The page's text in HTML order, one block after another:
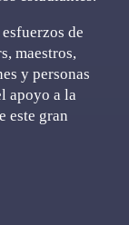
de
maestros,
y personas
apoyo a la
este gran